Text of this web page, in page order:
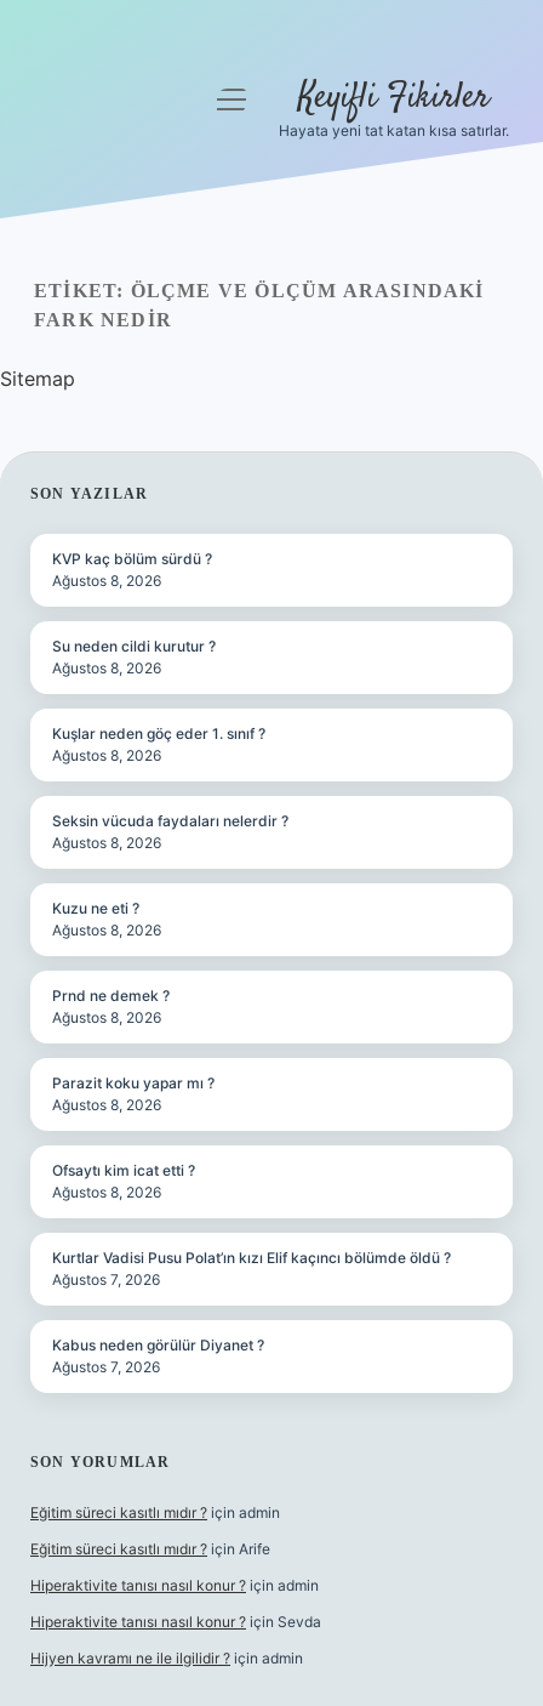
Yasal Uyarı
menüyü
Keyifli Fikirler
Hayata yeni tat katan kısa satırlar.
ETIKET: ÖLÇME VE ÖLÇÜM ARASINDAKI
FARK NEDIR
Sitemap
SIDEBAR
SON YAZILAR
KVP kaç bölüm sürdü ?
Ağustos 8, 2026
Su neden cildi kurutur ?
Ağustos 8, 2026
Kuşlar neden göç eder 1. sınıf ?
Ağustos 8, 2026
Seksin vücuda faydaları nelerdir ?
Ağustos 8, 2026
Kuzu ne eti ?
Ağustos 8, 2026
Prnd ne demek ?
Ağustos 8, 2026
Parazit koku yapar mı ?
Ağustos 8, 2026
Ofsaytı kim icat etti ?
Ağustos 8, 2026
Kurtlar Vadisi Pusu Polat’ın kızı Elif kaçıncı bölümde öldü ?
Ağustos 7, 2026
Kabus neden görülür Diyanet ?
Ağustos 7, 2026
SON YORUMLAR
Eğitim süreci kasıtlı mıdır ? için admin
Eğitim süreci kasıtlı mıdır ? için Arife
Hiperaktivite tanısı nasıl konur ? için admin
Hiperaktivite tanısı nasıl konur ? için Sevda
Hijyen kavramı ne ile ilgilidir ? için admin